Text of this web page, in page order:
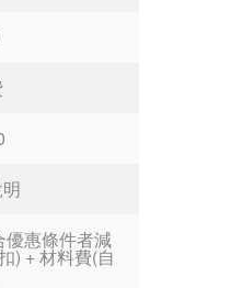
優惠條件者減
) + 材料費(自